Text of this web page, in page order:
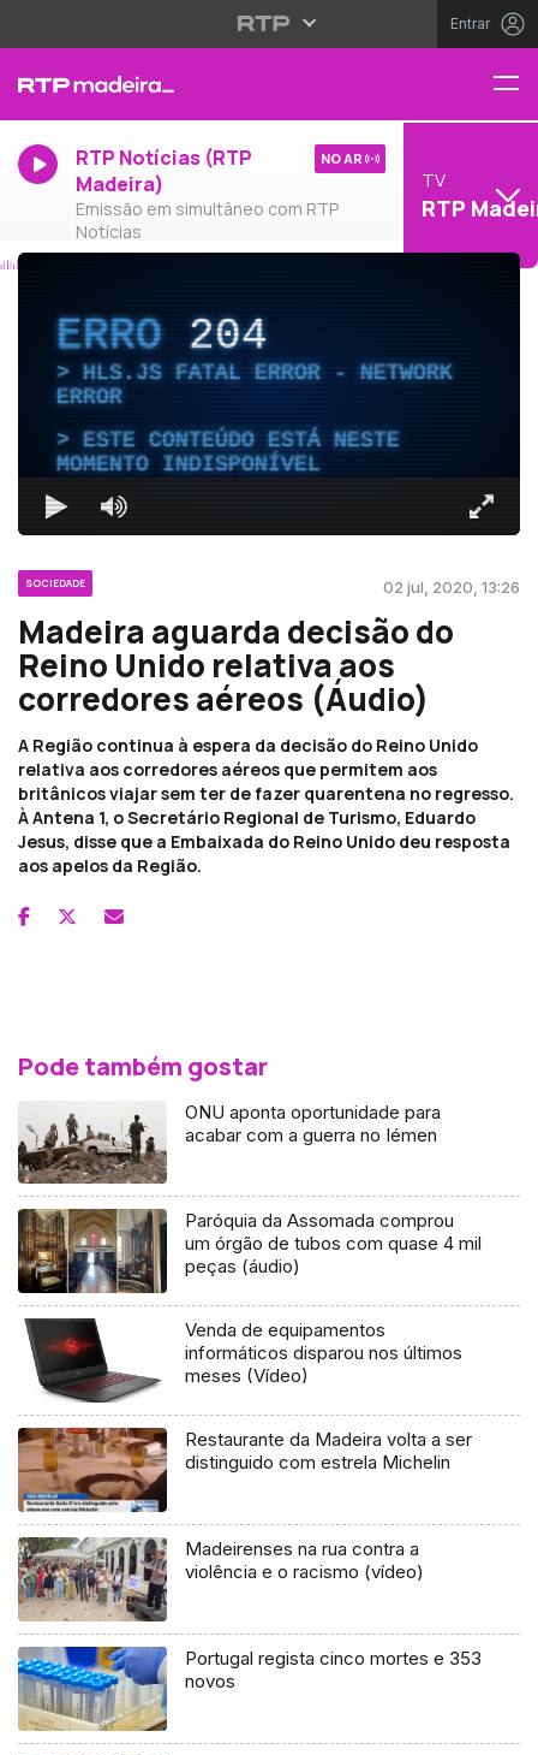
Entrar
RTP Notícias (RTP
Madeira)
Emissão em simultâneo com RTP
Notícias
NO AR
TV
RTP
ERRO204
HLS.JS FATAL ERROR - NETWORK
ERROR
ESTE CONTEÚDO ESTÁ NESTE
MOMENTO INDISPONÍVEL
SOCIEDADE 02 jul, 2020, 13:26
Madeira aguarda decisão do
Reino Unido relativa aos
corredores aéreos (Áudio)
A Região continua à espera da decisão do Reino Unido
relativa aos corredores aéreos que permitem aos
britânicos viajar sem ter de fazer quarentena no regresso.
À Antena 1, o Secretário Regional de Turismo, Eduardo
Jesus, disse que a Embaixada do Reino Unido deu resposta
aos apelos da Região.
Pode também gostar
ONU aponta oportunidade para
acabar com a guerra no Iémen
Paróquia da Assomada comprou
um órgão de tubos com quase 4 mil
peças (áudio)
Venda de equipamentos
informáticos disparou nos últimos
meses (Vídeo)
Restaurante da Madeira volta a ser
distinguido com estrela Michelin
Madeirenses na rua contra a
violência e o racismo (vídeo)
Portugal regista cinco mortes e 353
novos